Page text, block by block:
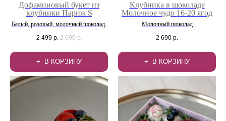
Дофаминовый букет из
клубники Париж S
Белый, розовый, молочный шоколад.
2 499 р. 2 690 р.
В КОРЗИНУ
Клубника в шоколаде
Молочное чудо 16-20 ягод
Молочный шоколад
2 690 р.
В КОРЗИНУ